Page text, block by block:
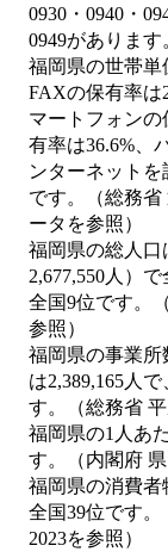
0930・0940・
0949があります
福岡県の世帯単
FAXの保有率は
マートフォンの
有率は36.6%、
ンターネット
です。（総務
ータを参照）
福岡県の総人口
2,677,550人）
全国9位です。
参照）
福岡県の事業所
は2,389,165人
す。（総務省
福岡県の1人あ
す。（内閣府
福岡県の消費者
全国39位です
2023を参照）